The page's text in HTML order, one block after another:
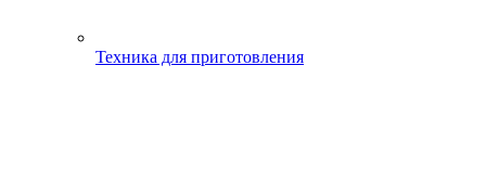
Техника для приготовления